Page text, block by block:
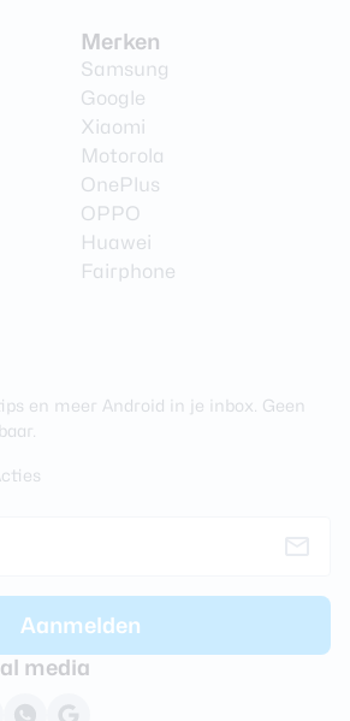
Telelens
13 MP
Nee
Nee
Merken
Samsung
Google
Xiaomi
Motorola
OnePlus
OPPO
Huawei
Fairphone
en meer Android in je inbox. Geen
media